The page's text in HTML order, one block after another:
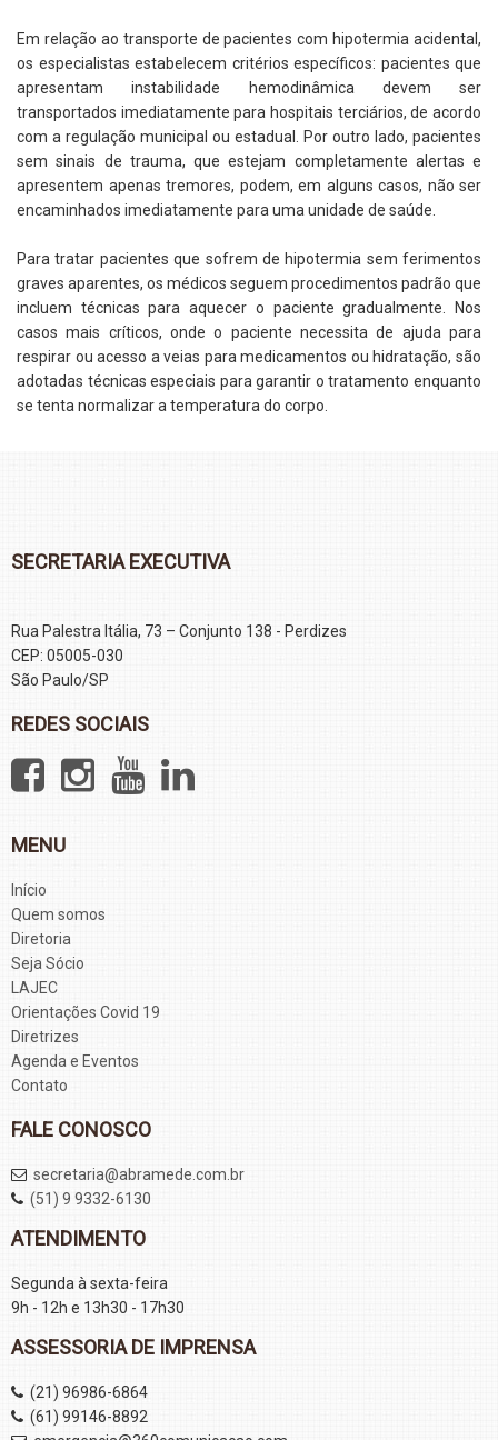
Em relação ao transporte de pacientes com hipotermia acidental,
os especialistas estabelecem critérios específicos: pacientes que
apresentam instabilidade hemodinâmica devem ser
transportados imediatamente para hospitais terciários, de acordo
com a regulação municipal ou estadual. Por outro lado, pacientes
sem sinais de trauma, que estejam completamente alertas e
apresentem apenas tremores, podem, em alguns casos, não ser
encaminhados imediatamente para uma unidade de saúde.
Para tratar pacientes que sofrem de hipotermia sem ferimentos
graves aparentes, os médicos seguem procedimentos padrão que
incluem técnicas para aquecer o paciente gradualmente. Nos
casos mais críticos, onde o paciente necessita de ajuda para
respirar ou acesso a veias para medicamentos ou hidratação, são
adotadas técnicas especiais para garantir o tratamento enquanto
se tenta normalizar a temperatura do corpo.
SECRETARIA EXECUTIVA
Rua Palestra Itália, 73 – Conjunto 138 - Perdizes
CEP: 05005-030
São Paulo/SP
REDES SOCIAIS
MENU
Início
Quem somos
Diretoria
Seja Sócio
LAJEC
Orientações Covid 19
Diretrizes
Agenda e Eventos
Contato
FALE CONOSCO
secretaria@abramede.com.br
(51) 9 9332-6130
ATENDIMENTO
Segunda à sexta-feira
9h - 12h e 13h30 - 17h30
ASSESSORIA DE IMPRENSA
(21) 96986-6864
(61) 99146-8892